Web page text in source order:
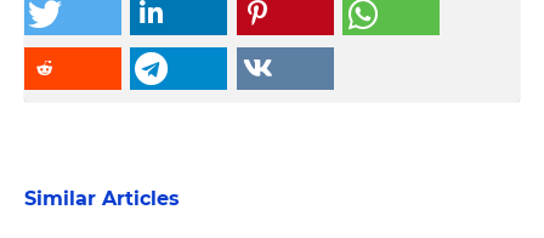
Similar Articles